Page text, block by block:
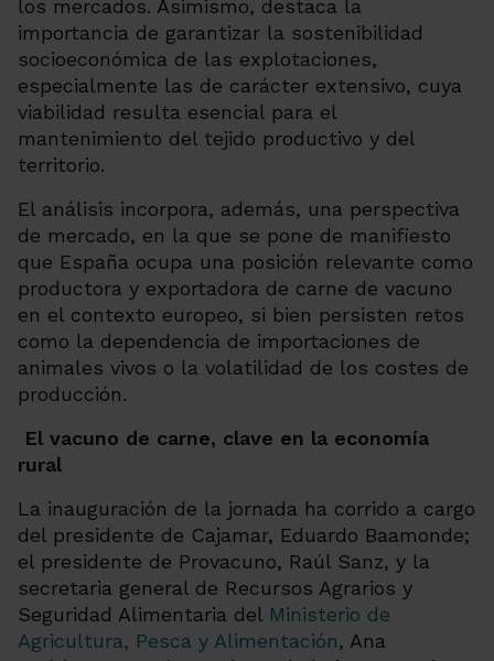
los mercados. Asimismo, destaca la
importancia de garantizar la sostenibilidad
socioeconómica de las explotaciones,
especialmente las de carácter extensivo, cuya
viabilidad resulta esencial para el
mantenimiento del tejido productivo y del
territorio.
El análisis incorpora, además, una perspectiva
de mercado, en la que se pone de manifiesto
que España ocupa una posición relevante como
productora y exportadora de carne de vacuno
en el contexto europeo, si bien persisten retos
como la dependencia de importaciones de
animales vivos o la volatilidad de los costes de
producción.
El vacuno de carne, clave en la economía
rural
La inauguración de la jornada ha corrido a cargo
del presidente de Cajamar, Eduardo Baamonde;
el presidente de Provacuno, Raúl Sanz, y la
secretaria general de Recursos Agrarios y
Seguridad Alimentaria del Ministerio de
Agricultura, Pesca y Alimentación, Ana